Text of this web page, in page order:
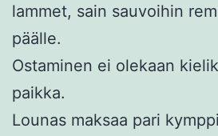
lammet, sain sauvoihin
päälle.
Ostaminen ei olekaan
paikka.
Lounas maksaa pari